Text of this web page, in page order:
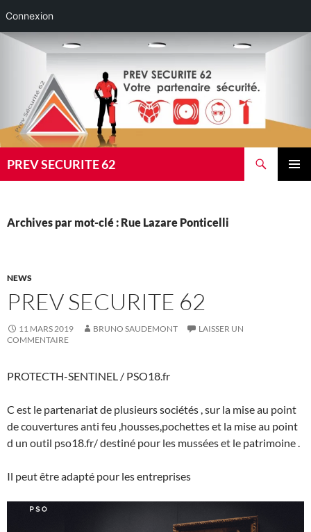
Connexion
Aller
PREV SECURITE 62
Archives par mot-clé : Rue Lazare Ponticelli
NEWS
PREV SECURITE 62
11 MARS 2019 BRUNO SAUDEMONT
LAISSER UN
COMMENTAIRE
PROTECTH-SENTINEL / PSO18.fr
C est le partenariat de plusieurs sociétés , sur la mise au point
de couvertures anti feu ,housses,pochettes et la mise au point
d un outil pso18.fr/ destiné pour les mussées et le patrimoine .
Il peut être adapté pour les entreprises